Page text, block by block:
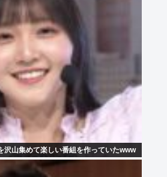
沢山集めて楽しい番組を作っていたwww